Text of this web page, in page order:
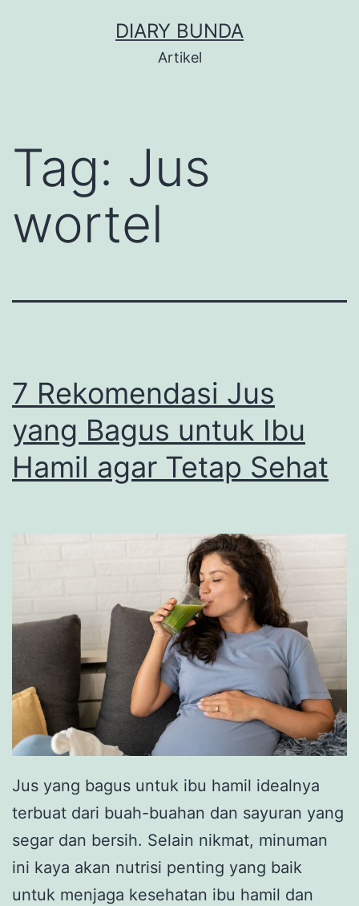
DIARY BUNDA
Artikel
Tag: Jus
wortel
7 Rekomendasi Jus
yang Bagus untuk Ibu
Hamil agar Tetap Sehat
Jus yang bagus untuk ibu hamil idealnya
terbuat dari buah-buahan dan sayuran yang
segar dan bersih. Selain nikmat, minuman
ini kaya akan nutrisi penting yang baik
untuk menjaga kesehatan ibu hamil dan